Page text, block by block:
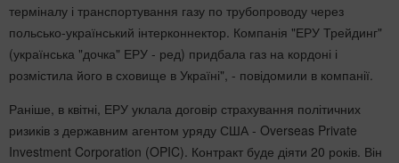
терміналу і транспортування газу по трубопроводу через
польсько-український інтерконнектор. Компанія "ЕРУ Трейдинг"
(українська "дочка" ЕРУ - ред) придбала газ на кордоні і
розмістила його в сховище в Україні", - повідомили в компанії.
Раніше, в квітні, ЕРУ уклала договір страхування політичних
ризиків з державним агентом уряду США - Overseas Private
Investment Corporation (OPIC). Контракт буде діяти 20 років. Він